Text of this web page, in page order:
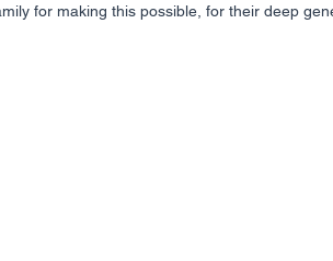
for making this possible, for their deep